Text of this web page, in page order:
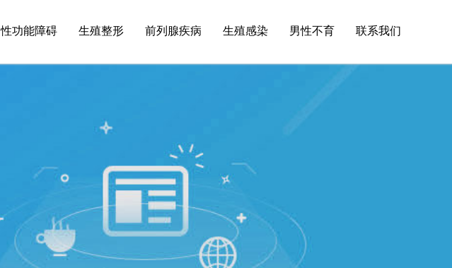
性功能障碍 生殖整形 前列腺疾病 生殖感染 男性不育 联系我们